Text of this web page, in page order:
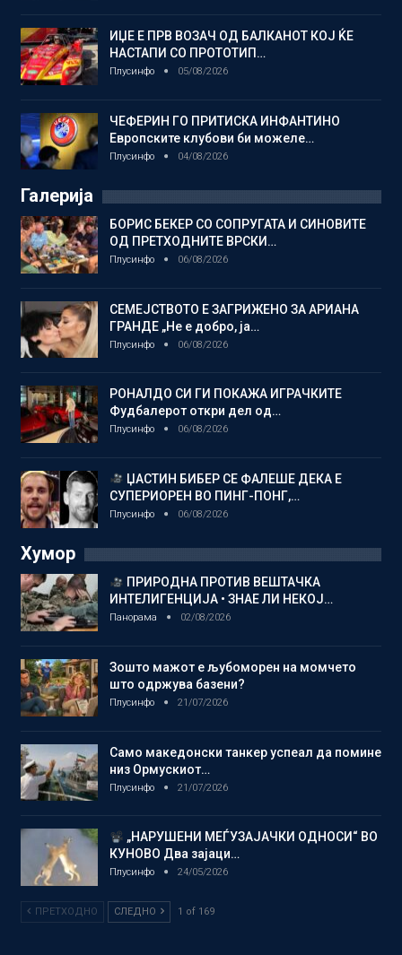
ИЏЕ Е ПРВ ВОЗАЧ ОД БАЛКАНОТ КОЈ ЌЕ
НАСТАПИ СО ПРОТОТИП…
Плусинфо 05/08/2026
ЧЕФЕРИН ГО ПРИТИСКА ИНФАНТИНО
Европските клубови би можеле…
Плусинфо 04/08/2026
Галерија
БОРИС БЕКЕР СО СОПРУГАТА И СИНОВИТЕ
ОД ПРЕТХОДНИТЕ ВРСКИ…
Плусинфо 06/08/2026
СЕМЕЈСТВОТО Е ЗАГРИЖЕНО ЗА АРИАНА
ГРАНДЕ „Не е добро, ја…
Плусинфо 06/08/2026
РОНАЛДО СИ ГИ ПОКАЖА ИГРАЧКИТЕ
Фудбалерот откри дел од…
Плусинфо 06/08/2026
ЏАСТИН БИБЕР СЕ ФАЛЕШЕ ДЕКА Е
СУПЕРИОРЕН ВО ПИНГ-ПОНГ,…
Плусинфо 06/08/2026
Хумор
ПРИРОДНА ПРОТИВ ВЕШТАЧКА
ИНТЕЛИГЕНЦИЈА • ЗНАЕ ЛИ НЕКОЈ…
Панорама 02/08/2026
Зошто мажот е љубоморен на момчето
што одржува базени?
Плусинфо 21/07/2026
Само македонски танкер успеал да помине
низ Ормускиот…
Плусинфо 21/07/2026
„НАРУШЕНИ МЕЃУЗАЈАЧКИ ОДНОСИ“ ВО
КУНОВО Два зајаци…
Плусинфо 24/05/2026
ПРЕТХОДНО СЛЕДНО 1 of 169